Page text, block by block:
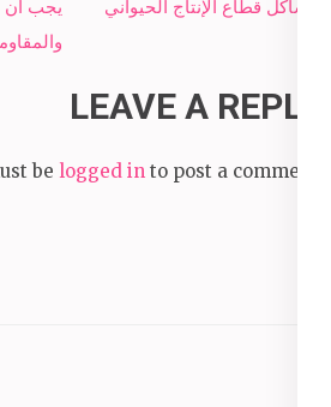
يجب أن
مشاكل قطاع الإنتاج الحيواني
LEAVE A REPLY
be logged in to post a comment.